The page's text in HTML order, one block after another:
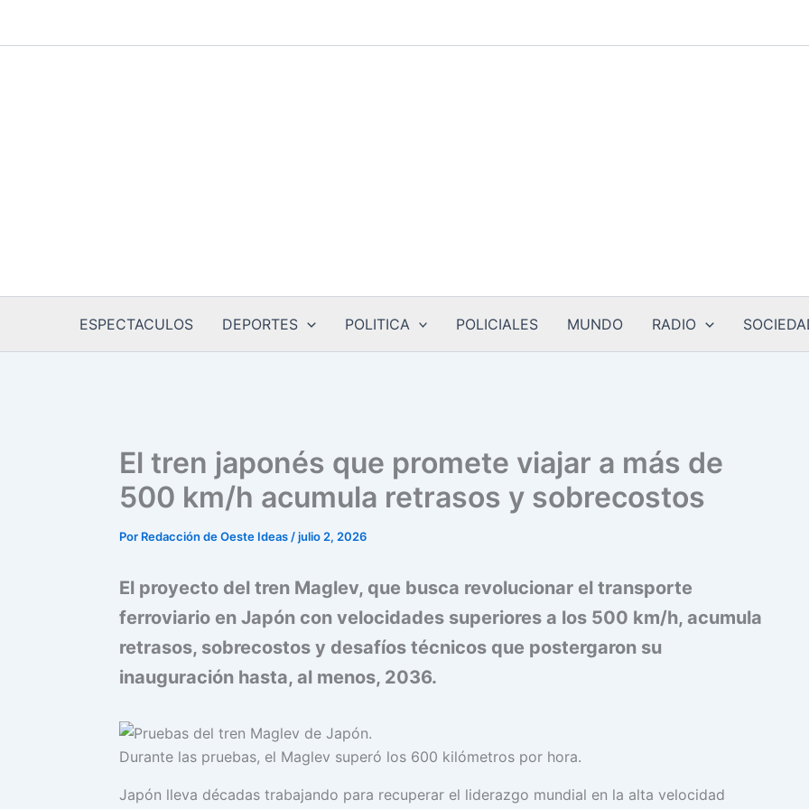
ESPECTACULOS DEPORTES POLITICA POLICIALES MUNDO RADIO
El tren japonés que promete viajar a más de
500 km/h acumula retrasos y sobrecostos
Por Redacción de Oeste Ideas /julio 2, 2026
El proyecto del tren Maglev, que busca revolucionar el transporte
ferroviario en Japón con velocidades superiores a los 500 km/h, acumula
retrasos, sobrecostos y desafíos técnicos que postergaron su
inauguración hasta, al menos, 2036.
Durante las pruebas, el Maglev superó los 600 kilómetros por hora.
Japón lleva décadas trabajando para recuperar el liderazgo mundial en la alta velocidad